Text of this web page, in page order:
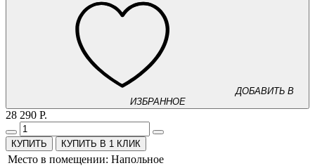
ДОБАВИТЬ В
ИЗБРАННОЕ
28 290 Р.
КУПИТЬ В 1 КЛИК
Место в помещении: Напольное